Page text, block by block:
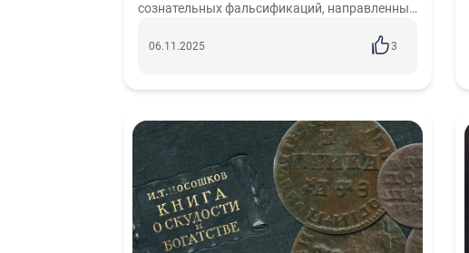
сознательных фальсификаций, направленных
проекта исторической России. Подобные
06.11.2025 3